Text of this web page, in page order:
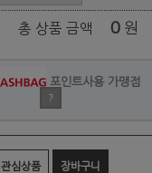
총 상품 금액 0 원
포인트사용 가맹점
?
관심상품 장바구니